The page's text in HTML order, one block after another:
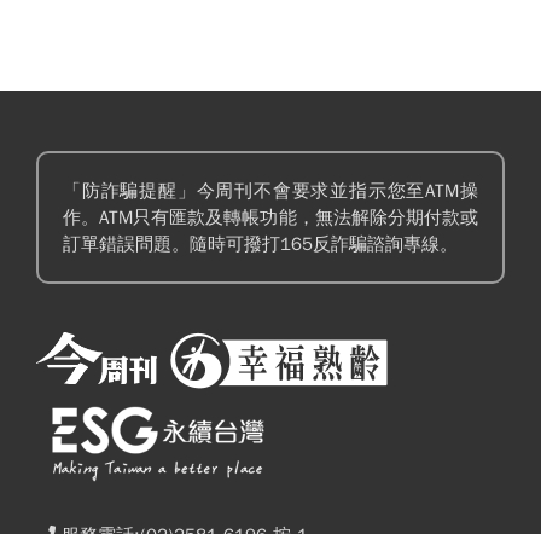
「防詐騙提醒」今周刊不會要求並指示您至ATM操
作。ATM只有匯款及轉帳功能，無法解除分期付款或
訂單錯誤問題。隨時可撥打165反詐騙諮詢專線。